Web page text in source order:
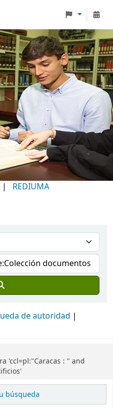
Monteávila
| REDIUMA
de autoridad
'ccl=pl:"Caracas : " and
búsqueda